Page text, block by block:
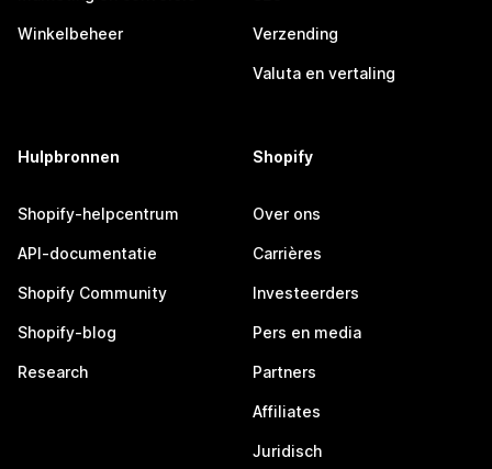
Winkelbeheer Verzending
Valuta en vertaling
Hulpbronnen
Shopify-helpcentrum
API-documentatie
Shopify Community
Shopify-blog
Research
Shopify
Over ons
Carrières
Investeerders
Pers en media
Partners
Affiliates
Juridisch